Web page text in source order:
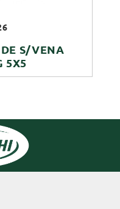
S/VENA
5X5